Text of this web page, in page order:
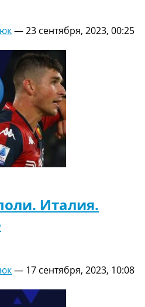
—23 сентября, 2023, 00:25
Италия.
— 17 сентября, 2023, 10:08